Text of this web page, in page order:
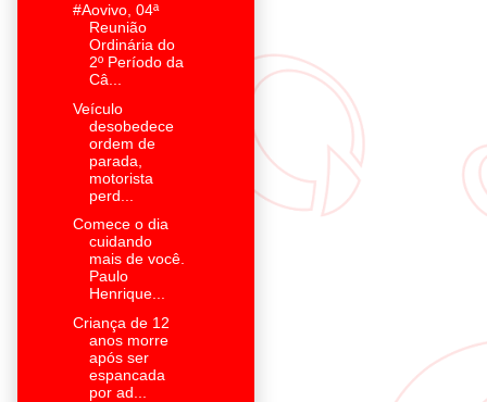
#Aovivo, 04ª
Reunião
Ordinária do
2º Período da
Câ...
Veículo
desobedece
ordem de
parada,
motorista
perd...
Comece o dia
cuidando
mais de você.
Paulo
Henrique...
Criança de 12
anos morre
após ser
espancada
por ad...